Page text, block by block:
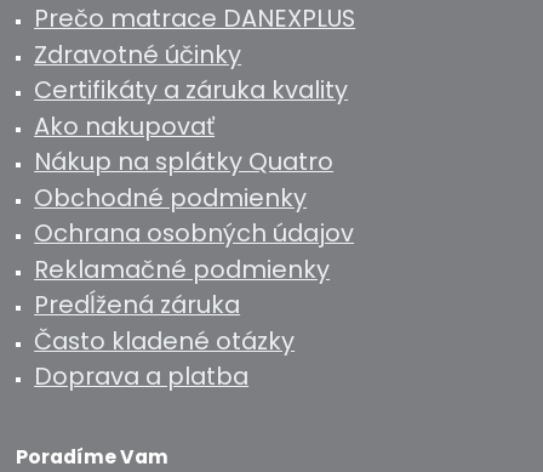
Prečo matrace DANEXPLUS
Zdravotné účinky
Certifikáty a záruka kvality
Ako nakupovať
Nákup na splátky Quatro
Obchodné podmienky
Ochrana osobných údajov
Reklamačné podmienky
Predĺžená záruka
Často kladené otázky
Doprava a platba
Poradíme Vam